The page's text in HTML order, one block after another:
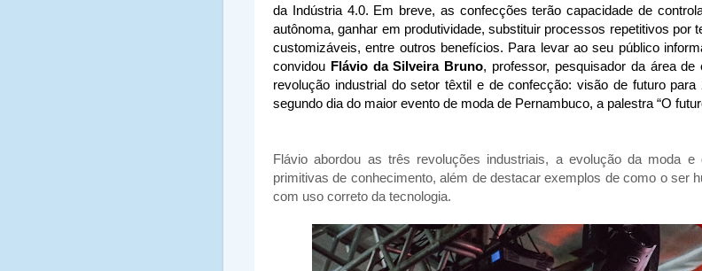
da Indústria 4.0. Em breve, as confecções terão capacidade de
autônoma, ganhar em produtividade, substituir processos repetitivos por
customizáveis, entre outros benefícios. Para levar ao seu público
convidou Flávio da Silveira Bruno, professor, pesquisador da área de
revolução industrial do setor têxtil e de confecção: visão de futuro para
segundo dia do maior evento de moda de Pernambuco, a palestra “O
Flávio abordou as três revoluções industriais, a evolução da moda
primitivas de conhecimento, além de destacar exemplos de como o ser
com uso correto da tecnologia.